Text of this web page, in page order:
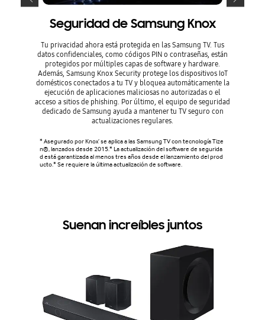
Seguridad de Samsung Knox
Tu privacidad ahora está protegida en las Samsung TV. Tus
datos confidenciales, como códigos PIN o contraseñas, están
protegidos por múltiples capas de software y hardware.
Además, Samsung Knox Security protege los dispositivos IoT
domésticos conectados a tu TV y bloquea automáticamente la
ejecución de aplicaciones maliciosas no autorizadas o el
acceso a sitios de phishing. Por último, el equipo de seguridad
dedicado de Samsung ayuda a mantener tu TV seguro con
actualizaciones regulares.
* Asegurado por Knox’ se aplica a las Samsung TV con tecnología Tize
n®, lanzados desde 2015.* La actualización del software de segurida
d está garantizada al menos tres años desde el lanzamiento del prod
ucto.* Se requiere la última actualización de software.
Suenan increíbles juntos